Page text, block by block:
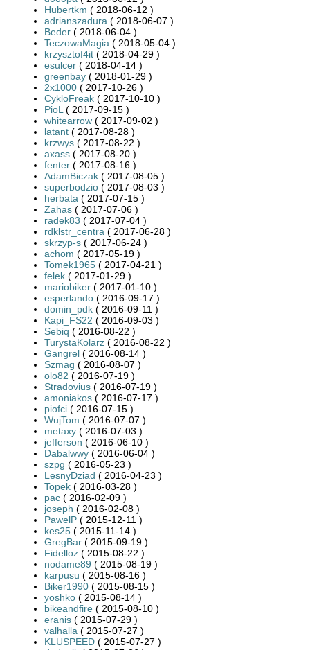
Hubertkm ( 2018-06-12 )
adrianszadura ( 2018-06-07 )
Beder ( 2018-06-04 )
TeczowaMagia ( 2018-05-04 )
krzysztof4it ( 2018-04-29 )
esulcer ( 2018-04-14 )
greenbay ( 2018-01-29 )
2x1000 ( 2017-10-26 )
CykloFreak ( 2017-10-10 )
PioL ( 2017-09-15 )
whitearrow ( 2017-09-02 )
latant ( 2017-08-28 )
krzwys ( 2017-08-22 )
axass ( 2017-08-20 )
fenter ( 2017-08-16 )
AdamBiczak ( 2017-08-05 )
superbodzio ( 2017-08-03 )
herbata ( 2017-07-15 )
Zahas ( 2017-07-06 )
radek83 ( 2017-07-04 )
rdklstr_centra ( 2017-06-28 )
skrzyp-s ( 2017-06-24 )
achom ( 2017-05-19 )
Tomek1965 ( 2017-04-21 )
felek ( 2017-01-29 )
mariobiker ( 2017-01-10 )
esperlando ( 2016-09-17 )
domin_pdk ( 2016-09-11 )
Kapi_FS22 ( 2016-09-03 )
Sebiq ( 2016-08-22 )
TurystaKolarz ( 2016-08-22 )
Gangrel ( 2016-08-14 )
Szmag ( 2016-08-07 )
olo82 ( 2016-07-19 )
Stradovius ( 2016-07-19 )
amoniakos ( 2016-07-17 )
piofci ( 2016-07-15 )
WujTom ( 2016-07-07 )
metaxy ( 2016-07-03 )
jefferson ( 2016-06-10 )
Dabalwwy ( 2016-06-04 )
szpg ( 2016-05-23 )
LesnyDziad ( 2016-04-23 )
Topek ( 2016-03-28 )
pac ( 2016-02-09 )
joseph ( 2016-02-08 )
PawelP ( 2015-12-11 )
kes25 ( 2015-11-14 )
GregBar ( 2015-09-19 )
Fidelloz ( 2015-08-22 )
nodame89 ( 2015-08-19 )
karpusu ( 2015-08-16 )
Biker1990 ( 2015-08-15 )
yoshko ( 2015-08-14 )
bikeandfire ( 2015-08-10 )
eranis ( 2015-07-29 )
valhalla ( 2015-07-27 )
KLUSPEED ( 2015-07-27 )